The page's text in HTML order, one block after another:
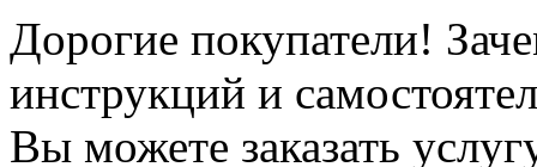
Дорогие покупатели!
инструкций и
Вы можете заказать